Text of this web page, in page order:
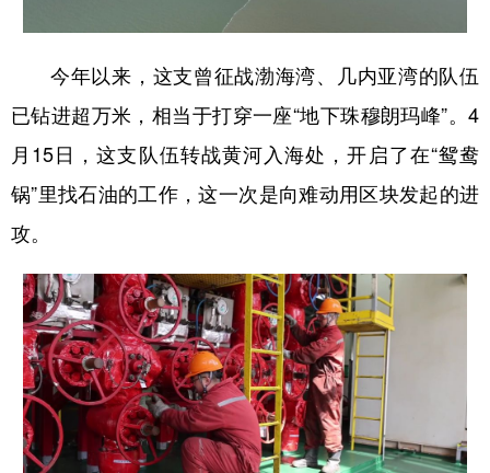
今年以来，这支曾征战渤海湾、几内亚湾的队伍
已钻进超万米，相当于打穿一座“地下珠穆朗玛峰”。4
月15日，这支队伍转战黄河入海处，开启了在“鸳鸯
锅”里找石油的工作，这一次是向难动用区块发起的进
攻。